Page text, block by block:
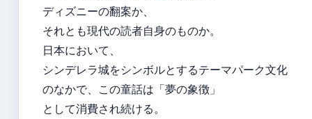
ディズニーの翻案か、
それとも現代の読者自身のものか。
日本において、
シンデレラ城をシンボルとするテーマパーク文化
のなかで、この童話は「夢の象徴」
として消費され続ける。